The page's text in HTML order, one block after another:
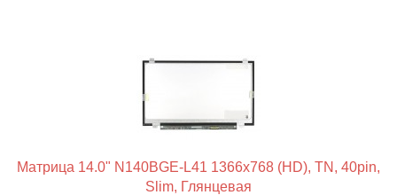
Матрица 14.0" N140BGE-L41 1366x768 (HD), TN, 40pin,
Slim, Глянцевая